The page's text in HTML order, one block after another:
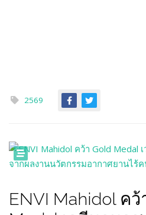
2569
ENVI Mahidol คว้